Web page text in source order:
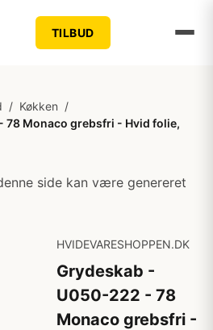
TILBUD
/ Køkken /
78 Monaco grebsfri - Hvid folie,
side kan være genereret
HVIDEVARESHOPPEN.DK
Grydeskab -
U050-222 - 78
Monaco grebsfri -